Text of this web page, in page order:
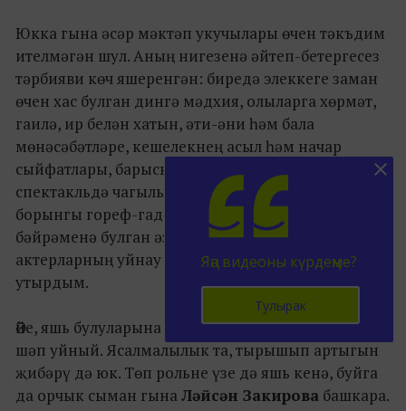
Юкка гына әсәр мәктәп укучылары өчен тәкъдим
ителмәгән шул. Аның нигезенә әйтеп-бетергесез
тәрбияви көч яшеренгән: биредә элеккеге заман
өчен хас булган дингә мәдхия, олыларга хөрмәт,
гаилә, ир белән хатын, әти-әни һәм бала
мөнәсәбәтләре, кешелекнең асыл һәм начар
сыйфатлары, барысы да бар. Шәхсән мин үзем
спектакльдә чагылыш тапкан халкыбызның
борынгы гореф-гадәтләренә, дингә, Гает
бәйрәменә булган әзерлек, хөрмәткә һәм, әлбәттә,
актерларның уйнау осталыкларына сокланып
утырдым.
Әйе, яшь булуларына карамастан, Кариевлылар
шәп уйный. Ясалмалылык та, тырышып артыгын
җибәрү дә юк. Төп рольне үзе дә яшь кенә, буйга
да орчык сыман гына Ләйсән Закирова башкара.
Яңа видеоны күрдеңме?
Тулырак